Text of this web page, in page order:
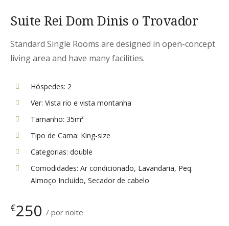
Suite Rei Dom Dinis o Trovador
Standard Single Rooms are designed in open-concept
living area and have many facilities.
Hóspedes: 2
Ver: Vista rio e vista montanha
Tamanho: 35m²
Tipo de Cama: King-size
Categorias: double
Comodidades: Ar condicionado, Lavandaria, Peq.
Almoço Incluído, Secador de cabelo
€250 por noite